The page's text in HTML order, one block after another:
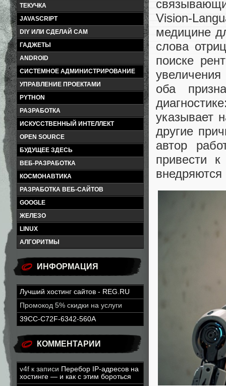
ТЕКУЧКА
JAVASCRIPT
DIY ИЛИ СДЕЛАЙ САМ
ГАДЖЕТЫ
ANDROID
СИСТЕМНОЕ АДМИНИСТРИРОВАНИЕ
УПРАВЛЕНИЕ ПРОЕКТАМИ
PYTHON
РАЗРАБОТКА
ИСКУССТВЕННЫЙ ИНТЕЛЛЕКТ
OPEN SOURCE
БУДУЩЕЕ ЗДЕСЬ
ВЕБ-РАЗРАБОТКА
КОСМОНАВТИКА
РАЗРАБОТКА ВЕБ-САЙТОВ
GOOGLE
ЖЕЛЕЗО
LINUX
АЛГОРИТМЫ
ИНФОРМАЦИЯ
Лучший хостинг сайтов - REG.RU
Промокод 5% скидки на услуги
39CC-C72F-6342-560A
КОММЕНТАРИИ
v4f к записи Перебор IP-адресов на
хостинге — и как с этим бороться
Vision-
медицине
слова
поиске
оба
указывает
другие
автор
привести
внедряются